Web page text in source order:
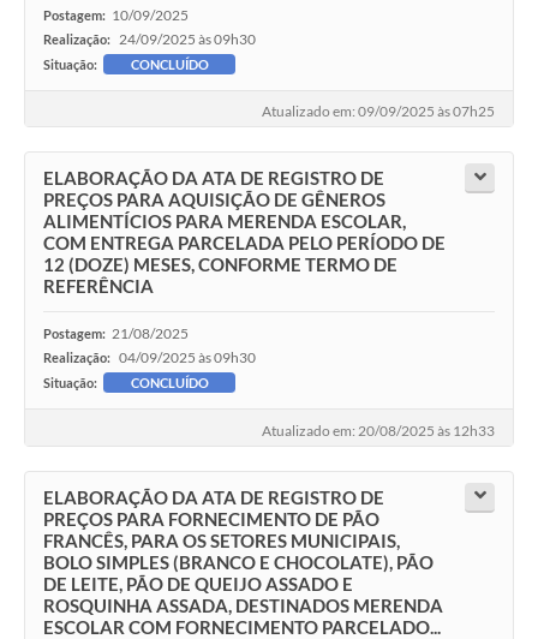
Postagem: 10/09/2025
Realização: 24/09/2025 às 09h30
Situação: CONCLUÍDO
Atualizado em: 09/09/2025 às 07h25
ELABORAÇÃO DA ATA DE REGISTRO DE
PREÇOS PARA AQUISIÇÃO DE GÊNEROS
ALIMENTÍCIOS PARA MERENDA ESCOLAR,
COM ENTREGA PARCELADA PELO PERÍODO DE
12 (DOZE) MESES, CONFORME TERMO DE
REFERÊNCIA
Postagem: 21/08/2025
Realização: 04/09/2025 às 09h30
Situação: CONCLUÍDO
Atualizado em: 20/08/2025 às 12h33
ELABORAÇÃO DA ATA DE REGISTRO DE
PREÇOS PARA FORNECIMENTO DE PÃO
FRANCÊS, PARA OS SETORES MUNICIPAIS,
BOLO SIMPLES (BRANCO E CHOCOLATE), PÃO
DE LEITE, PÃO DE QUEIJO ASSADO E
ROSQUINHA ASSADA, DESTINADOS MERENDA
ESCOLAR COM FORNECIMENTO PARCELADO...